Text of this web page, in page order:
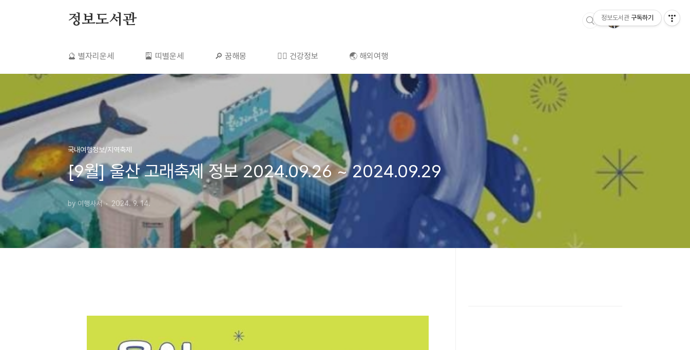
정보도서관
🔮 별자리운세 🎴 띠별운세 🔎 꿈해몽 👩‍⚕️ 건강정보 🌏 해외여행
국내여행정보/지역축제
[9월] 울산 고래축제 정보 2024.09.26 ~ 2024.09.29
by 여행사서 2024. 9. 14.
정보도서관 구독하기